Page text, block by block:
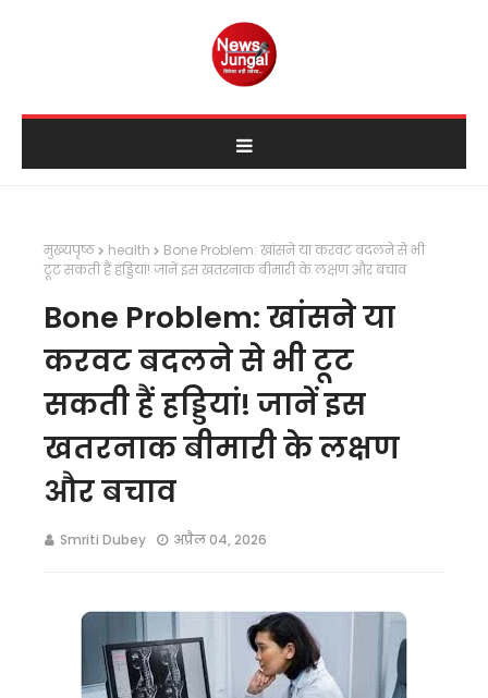
मुख्यपृष्ठ health
Bone Problem: खांसने या करवट बदलने से भी
टूट सकती हैं हड्डियां! जानें इस खतरनाक बीमारी के लक्षण और बचाव
Bone Problem: खांसने या
करवट बदलने से भी टूट
सकती हैं हड्डियां! जानें इस
खतरनाक बीमारी के लक्षण
और बचाव
Smriti Dubey अप्रैल 04, 2026